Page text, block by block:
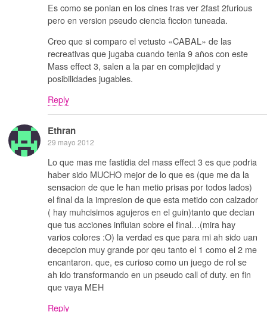
Es como se ponian en los cines tras ver 2fast 2furious
pero en version pseudo ciencia ficcion tuneada.
Creo que si comparo el vetusto «CABAL» de las
recreativas que jugaba cuando tenia 9 años con este
Mass effect 3, salen a la par en complejidad y
posibilidades jugables.
Reply
Ethran
29 mayo 2012
Lo que mas me fastidia del mass effect 3 es que podria
haber sido MUCHO mejor de lo que es (que me da la
sensacion de que le han metio prisas por todos lados)
el final da la impresion de que esta metido con calzador
( hay muhcisimos agujeros en el guin)tanto que decian
que tus acciones influian sobre el final…(mira hay
varios colores :O) la verdad es que para mi ah sido uan
decepcion muy grande por qeu tanto el 1 como el 2 me
encantaron. que, es curioso como un juego de rol se
ah ido transformando en un pseudo call of duty. en fin
que vaya MEH
Reply